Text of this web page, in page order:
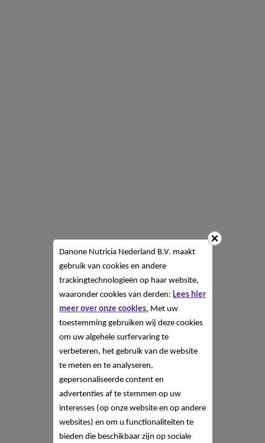
Danone Nutricia Nederland B.V. maakt
gebruik van cookies en andere
trackingtechnologieën op haar website,
waaronder cookies van derden: Lees hier
meer over onze cookies. Met uw
toestemming gebruiken wij deze cookies
om uw algehele surfervaring te
verbeteren, het gebruik van de website
te meten en te analyseren,
gepersonaliseerde content en
advertenties af te stemmen op uw
interesses (op onze website en op andere
websites) en om u functionaliteiten te
bieden die beschikbaar zijn op sociale